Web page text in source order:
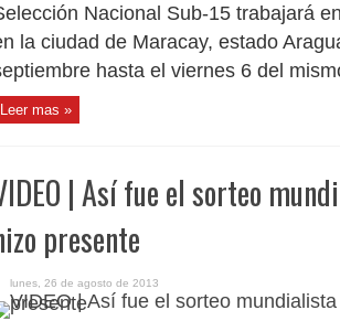
Nacional Sub-15 trabajará
la ciudad de Maracay, estado
hasta el viernes 6 del
Leer mas »
| Así fue el sorteo
presente
lunes, 26 de agosto de 2013